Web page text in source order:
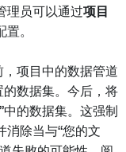
理员可以通过项目
。
，项目中的数据管道
的数据集。今后，将
的数据集。这强制
消除当与“您的文